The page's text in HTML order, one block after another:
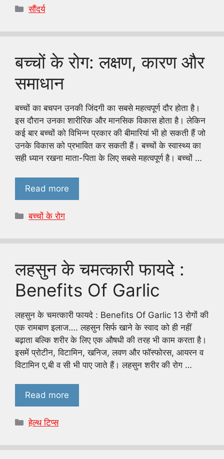
Categories
सौंदर्य
बच्चों के रोग: लक्षण, कारण और
समाधान
बच्चों का बचपन उनकी जिंदगी का सबसे महत्वपूर्ण दौर होता है।
इस दौरान उनका शारीरिक और मानसिक विकास होता है। लेकिन
कई बार बच्चों को विभिन्न प्रकार की बीमारियां भी हो सकती हैं जो
उनके विकास को प्रभावित कर सकती हैं। बच्चों के स्वास्थ्य का
सही ध्यान रखना माता-पिता के लिए सबसे महत्वपूर्ण है। बच्चों …
Read more
Categories
बच्चों के रोग
लहसुन के चमत्कारी फायदे :
Benefits Of Garlic
लहसुन के चमत्कारी फायदे : Benefits Of Garlic 13 रोगों की
एक रामबाण इलाज…. लहसुन सिर्फ खाने के स्वाद को ही नहीं
बढ़ाता बल्कि शरीर के लिए एक औषधी की तरह भी काम करता है।
इसमें प्रोटीन, विटामिन, खनिज, लवण और फॉस्फोरस, आयरन व
विटामिन ए,बी व सी भी पाए जाते हैं। लहसुन शरीर की रोग …
Read more
Categories
हेल्थ टिप्स